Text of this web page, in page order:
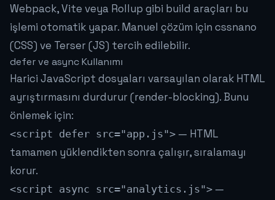
Webpack, Vite veya Rollup gibi build araçları bu
işlemi otomatik yapar. Manuel çözüm için cssnano
(CSS) ve Terser (JS) tercih edilebilir.
defer ve async Kullanımı
Harici JavaScript dosyaları varsayılan olarak HTML
ayrıştırmasını durdurur (render-blocking). Bunu
önlemek için:
<script defer src="app.js"> — HTML
tamamen yüklendikten sonra çalışır, sıralamayı
korur.
<script async src="analytics.js"> —